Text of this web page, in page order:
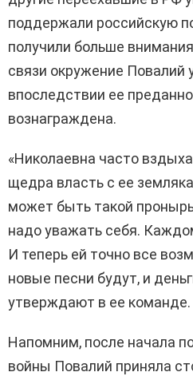
поддержали российскую
получили больше
связи окружение Повалий
впоследствии ее
вознаграждена.
«Николаевна часто
щедра власть с ее
может быть такой
надо уважать себя.
И теперь ей точно все
новые песни будут, и
утверждают в ее команде.
Напомним, после начала
войны Повалий приняла